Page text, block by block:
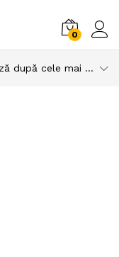
0
Sortează după cele mai recente